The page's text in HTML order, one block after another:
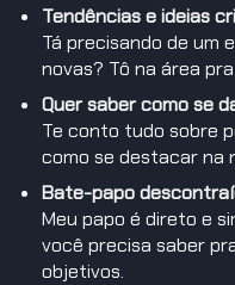
Tendências e ideias
Tá precisando de um
novas? Tô na área
Quer saber como se
Te conto tudo sobre
como se destacar na
Bate-papo
Meu papo é direto e
você precisa saber
objetivos.